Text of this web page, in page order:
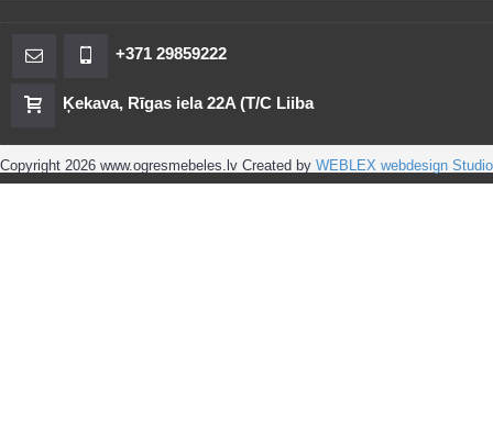
+371 29859222
Ķekava, Rīgas iela 22A (T/C Liiba
Copyright 2026 www.ogresmebeles.lv Created by WEBLEX webdesign Studio